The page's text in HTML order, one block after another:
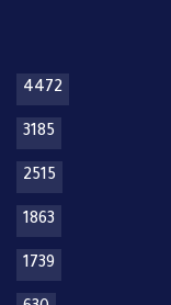
4472
3185
2515
1863
1739